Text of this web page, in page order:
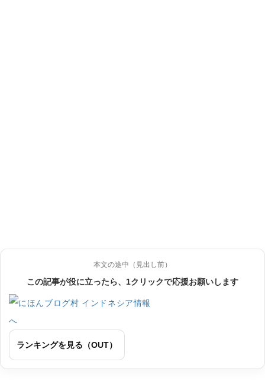
本文の途中（見出し前）
この記事が役に立ったら、1クリックで応援お願いします
ランキングを見る（OUT）